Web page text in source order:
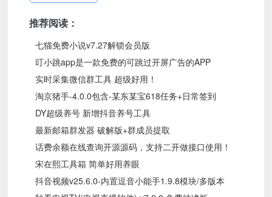
推荐阅读：
七猫免费小说v7.27解锁会员版
叮小跳app是一款免费的可跳过开屏广告的APP
实时采集微信群工具 超级好用！
淘京猪手-4.0.0包含-某东某宝618任务+日常签到
DY超级养号 新增抖音养号工具
最新邮箱群发器 破解版+群成员提取
话费余额在线查询开源源码，支持二开做接口使用！
宋在熙工具箱 简单好用养眼
抖音视频v25.6.0-内置逗音小能手1.9.8模块/多版本